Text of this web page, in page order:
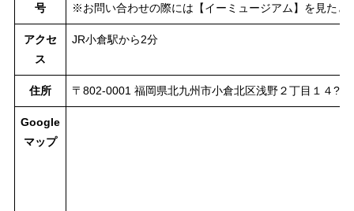
号
※お問い合わせの際には【イーミュージアム】を見たと
アクセ
ス
JR小倉駅から2分
住所 〒802-0001 福岡県北九州市小倉北区浅野２丁目１４?
Google
マップ